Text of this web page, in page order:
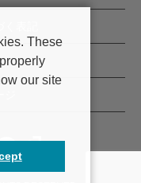
These
our site